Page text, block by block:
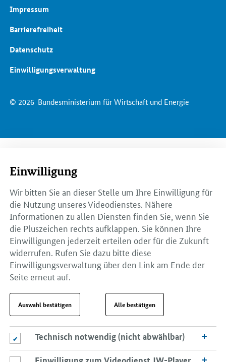
© 2026 Bundesministerium für Wirtschaft und Energie
Impressum
Barrierefreiheit
Datenschutz
Einwilligungsverwaltung
Einwilligung
Wir bitten Sie an dieser Stelle um Ihre Einwilligung für
die Nutzung unseres Videodienstes. Nähere
Informationen zu allen Diensten finden Sie, wenn Sie
die Pluszeichen rechts aufklappen. Sie können Ihre
Einwilligungen jederzeit erteilen oder für die Zukunft
widerrufen. Rufen Sie dazu bitte diese
Einwilligungsverwaltung über den Link am Ende der
Seite erneut auf.
Auswahl bestätigen Alle bestätigen
Technisch notwendig (nicht abwählbar)
Technisch notwendig (nicht abwählbar)